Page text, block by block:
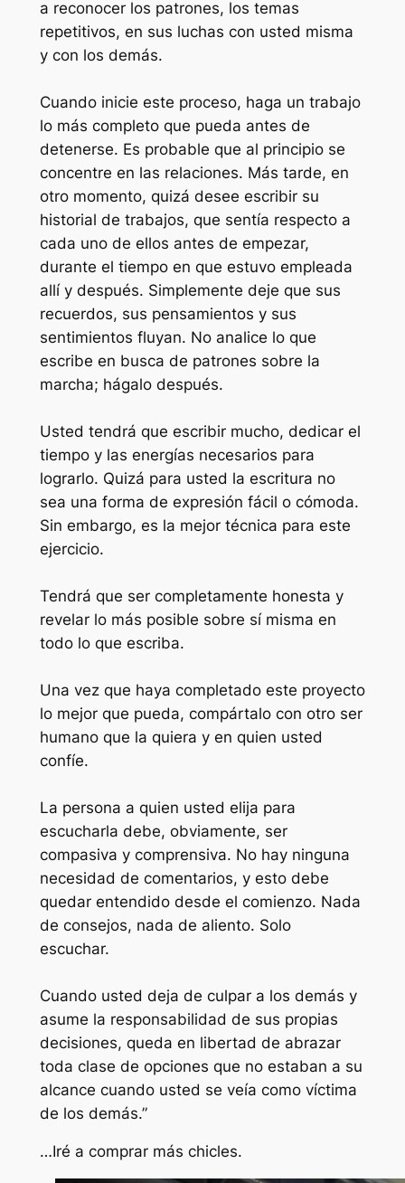
a reconocer los patrones, los temas
repetitivos, en sus luchas con usted misma
y con los demás.
Cuando inicie este proceso, haga un trabajo
lo más completo que pueda antes de
detenerse. Es probable que al principio se
concentre en las relaciones. Más tarde, en
otro momento, quizá desee escribir su
historial de trabajos, que sentía respecto a
cada uno de ellos antes de empezar,
durante el tiempo en que estuvo empleada
allí y después. Simplemente deje que sus
recuerdos, sus pensamientos y sus
sentimientos fluyan. No analice lo que
escribe en busca de patrones sobre la
marcha; hágalo después.
Usted tendrá que escribir mucho, dedicar el
tiempo y las energías necesarios para
lograrlo. Quizá para usted la escritura no
sea una forma de expresión fácil o cómoda.
Sin embargo, es la mejor técnica para este
ejercicio.
Tendrá que ser completamente honesta y
revelar lo más posible sobre sí misma en
todo lo que escriba.
Una vez que haya completado este proyecto
lo mejor que pueda, compártalo con otro ser
humano que la quiera y en quien usted
confíe.
La persona a quien usted elija para
escucharla debe, obviamente, ser
compasiva y comprensiva. No hay ninguna
necesidad de comentarios, y esto debe
quedar entendido desde el comienzo. Nada
de consejos, nada de aliento. Solo
escuchar.
Cuando usted deja de culpar a los demás y
asume la responsabilidad de sus propias
decisiones, queda en libertad de abrazar
toda clase de opciones que no estaban a su
alcance cuando usted se veía como víctima
de los demás.”
…Iré a comprar más chicles.